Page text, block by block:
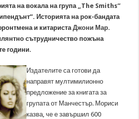
на вокала на група „The Smiths”
Историята на рок-бандата
и китаристаДжони Мар.
сътрудничество пожъна
години.
Издателите са готови да
направят мултимилионно
предложение за книгата за
групата от Манчестър. Мориси
казва, че е завършил 600